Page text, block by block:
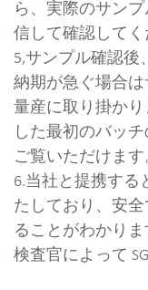
ら、実際のサン
信して確認してく
5,サンプル確認後
納期が急ぐ場合
量産に取り掛か
した最初のバッ
ご覧いただけます
6.当社と提携する
たしており、安
ることがわかり
検査官によって